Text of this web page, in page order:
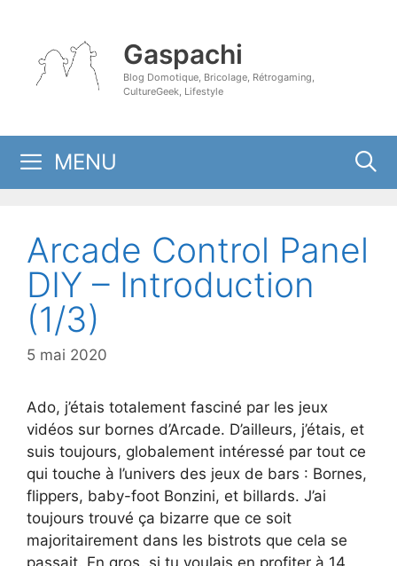
contenu
Gaspachi
Blog Domotique, Bricolage, Rétrogaming,
CultureGeek, Lifestyle
MENU
Arcade Control Panel
DIY – Introduction
(1/3)
5 mai 2020
Ado, j’étais totalement fasciné par les jeux
vidéos sur bornes d’Arcade. D’ailleurs, j’étais, et
suis toujours, globalement intéressé par tout ce
qui touche à l’univers des jeux de bars : Bornes,
flippers, baby-foot Bonzini, et billards. J’ai
toujours trouvé ça bizarre que ce soit
majoritairement dans les bistrots que cela se
passait. En gros, si tu voulais en profiter à 14